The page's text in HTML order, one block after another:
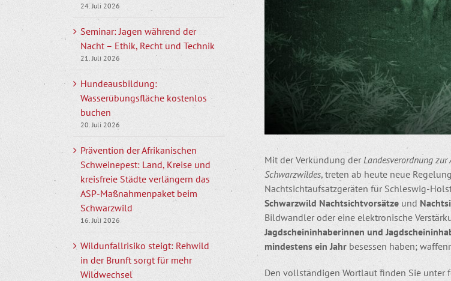
Mit der Verkündung derLandesverordnung
Schwarzwildes, treten ab heute neue
Nachtsichtaufsatzgeräten für Schleswig-
Schwarzwild Nachtsichtvorsätze und
Bildwandler oder eine elektronische
Jagdscheininhaberinnen und
mindestens ein Jahr besessen haben;
Den vollständigen Wortlaut finden Sie unter
24. Juli 2026
Seminar: Jagen während der
Nacht – Ethik, Recht und Technik
21. Juli 2026
Hundeausbildung:
Wasserübungsfläche kostenlos
buchen
20. Juli 2026
Prävention der Afrikanischen
Schweinepest: Land, Kreise und
kreisfreie Städte verlängern das
ASP-Maßnahmenpaket beim
Schwarzwild
16. Juli 2026
Wildunfallrisiko steigt: Rehwild
in der Brunft sorgt für mehr
Wildwechsel